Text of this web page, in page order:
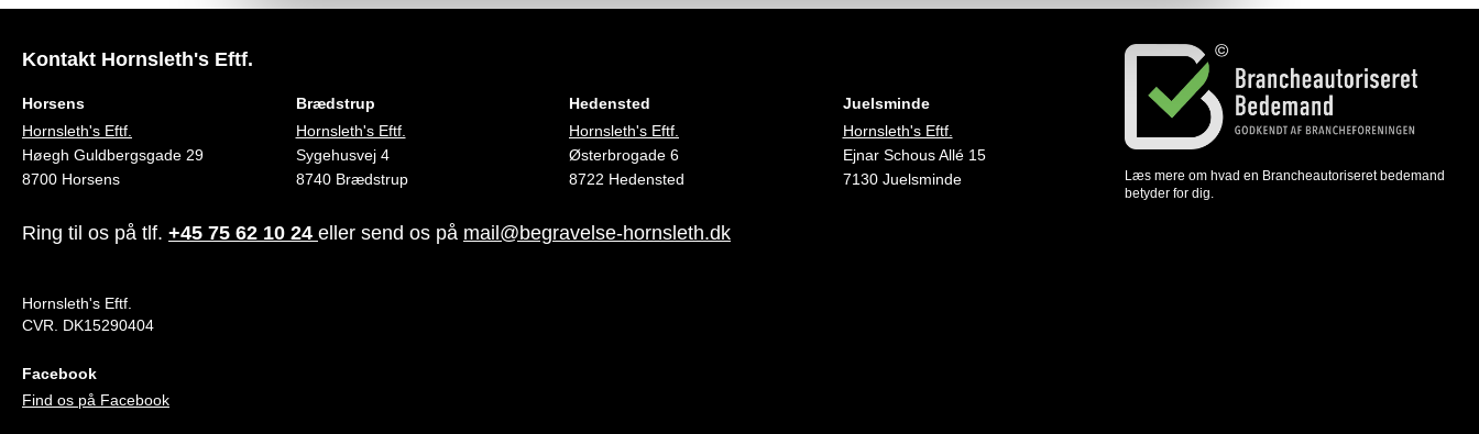
Kontakt Hornsleth's Eftf.
Horsens
Hornsleth's Eftf.
Høegh Guldbergsgade 29
8700 Horsens
Brædstrup
Hornsleth's Eftf.
Sygehusvej 4
8740 Brædstrup
Hedensted
Hornsleth's Eftf.
Østerbrogade 6
8722 Hedensted
Juelsminde
Hornsleth's Eftf.
Ejnar Schous Allé 15
7130 Juelsminde
Ring til os på tlf. +45 75 62 10 24 eller send os på mail@begravelse-hornsleth.dk
Hornsleth's Eftf.
CVR. DK15290404
Facebook
Find os på Facebook
Læs mere om hvad en Brancheautoriseret bedemand
betyder for dig.